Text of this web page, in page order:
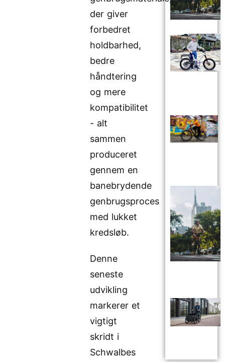
der giver
forbedret
holdbarhed,
bedre
håndtering
og mere
kompatibilitet
- alt
sammen
produceret
gennem en
banebrydende
genbrugsproces
med lukket
kredsløb.
Denne
seneste
udvikling
markerer et
vigtigt
skridt i
Schwalbes